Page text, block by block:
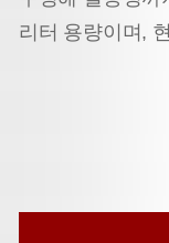
리터 용량이며,